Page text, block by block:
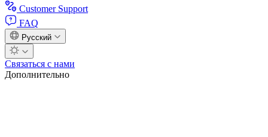
Customer Support
FAQ
Русский
Связаться с нами
Дополнительно